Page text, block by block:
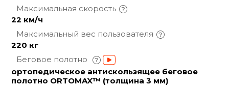
Максимальная скорость
22 км/ч
Максимальный вес пользователя
220 кг
Беговое полотно
ортопедическое антискользящее беговое
полотно ORTOMAX™ (толщина 3 мм)